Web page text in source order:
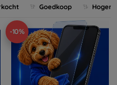
Goedkoop
-10%